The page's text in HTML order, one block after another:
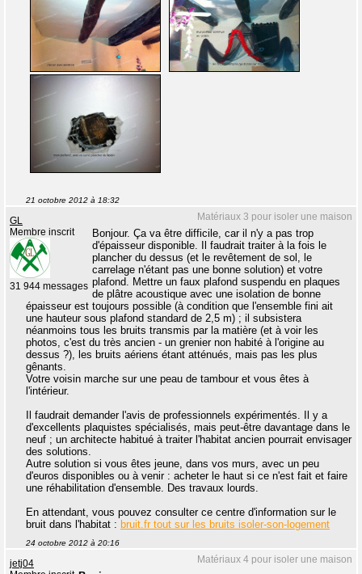
21 octobre 2012 à 18:32
Matériaux 3 pour isoler une maison
GL
Membre inscrit
31 944 messages
Bonjour. Ça va être difficile, car il n'y a pas trop
d'épaisseur disponible. Il faudrait traiter à la fois le
plancher du dessus (et le revêtement de sol, le
carrelage n'étant pas une bonne solution) et votre
plafond. Mettre un faux plafond suspendu en plaques
de plâtre acoustique avec une isolation de bonne
épaisseur est toujours possible (à condition que l'ensemble fini ait
une hauteur sous plafond standard de 2,5 m) ; il subsistera
néanmoins tous les bruits transmis par la matière (et à voir les
photos, c'est du très ancien - un grenier non habité à l'origine au
dessus ?), les bruits aériens étant atténués, mais pas les plus
gênants.
Votre voisin marche sur une peau de tambour et vous êtes à
l'intérieur.
Il faudrait demander l'avis de professionnels expérimentés. Il y a
d'excellents plaquistes spécialisés, mais peut-être davantage dans le
neuf ; un architecte habitué à traiter l'habitat ancien pourrait envisager
des solutions.
Autre solution si vous êtes jeune, dans vos murs, avec un peu
d'euros disponibles ou à venir : acheter le haut si ce n'est fait et faire
une réhabilitation d'ensemble. Des travaux lourds.
En attendant, vous pouvez consulter ce centre d'information sur le
bruit dans l'habitat : bruit.fr tout sur les bruits isoler-son-logement
24 octobre 2012 à 20:16
Matériaux 4 pour isoler une maison
jetj04